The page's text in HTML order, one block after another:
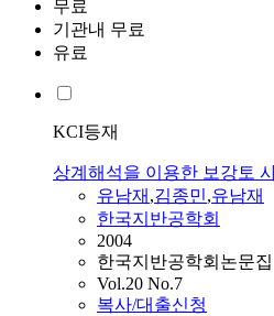
무료
기관내 무료
유료
KCI등재
상계해석을 이용한 보강토
유남재 ,김종민,유남재
한국지반공학회
2004
한국지반공학회논문집
Vol.20 No.7
복사/대출신청